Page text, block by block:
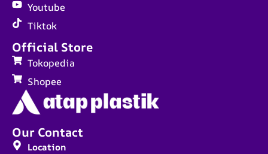
Our Contact
Location
Official Store
Tokopedia
Shopee
Youtube
Tiktok